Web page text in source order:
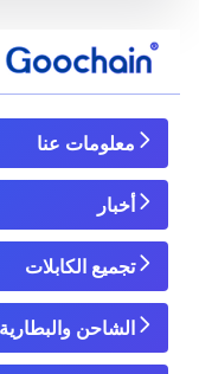
معلومات عنا
أخبار
تجميع الكابلات
الشاحن والبطارية